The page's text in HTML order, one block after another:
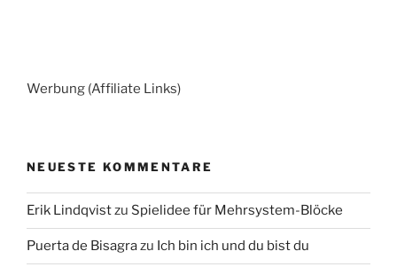
Werbung (Affiliate Links)
NEUESTE KOMMENTARE
Erik Lindqvistzu Spielidee für Mehrsystem-Blöcke
Puerta de Bisagrazu Ich bin ich und du bist du